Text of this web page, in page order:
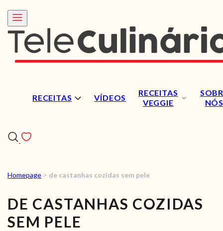
RECEITAS VÍDEOS
RECEITAS
VEGGIE
NÓS
RECEITAS
VÍDEOS
Homepage > de castanhas cozidas sem pele
DE CASTANHAS COZIDAS
SEM PELE